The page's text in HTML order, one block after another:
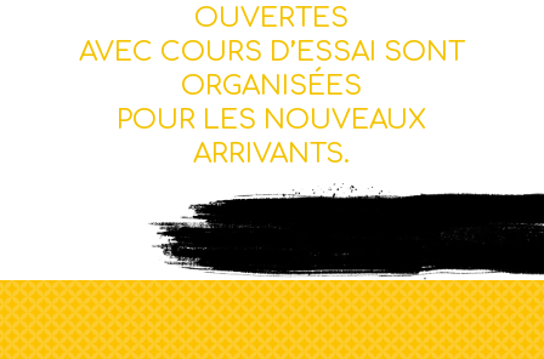
OUVERTES
AVEC COURS D’ESSAI SONT
ORGANISÉES
POUR LES NOUVEAUX
ARRIVANTS.